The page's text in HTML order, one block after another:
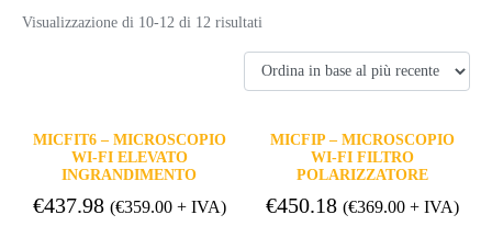
Visualizzazione di 10-12 di 12 risultati
MICFIT6 – MICROSCOPIO
WI-FI ELEVATO
INGRANDIMENTO
€437.98 (€359.00+ IVA)
MICFIP – MICROSCOPIO
WI-FI FILTRO
POLARIZZATORE
€450.18 (€369.00 + IVA)